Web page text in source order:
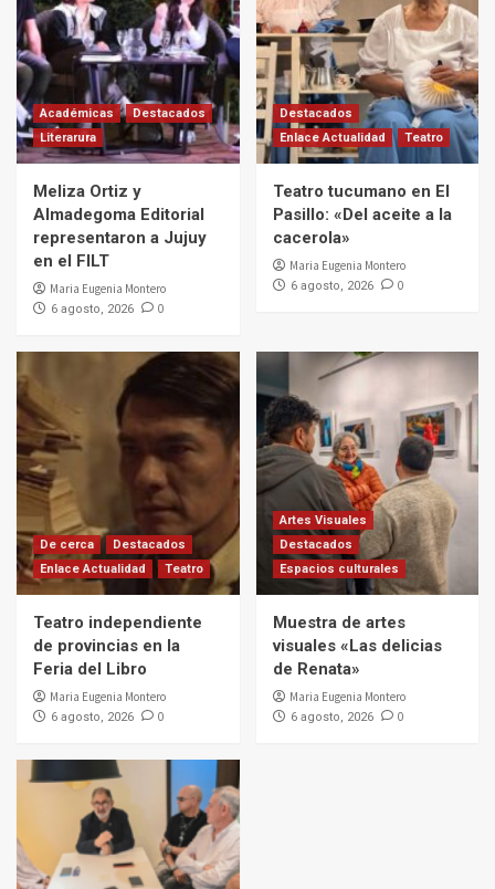
Académicas
Destacados
Literarura
Meliza Ortiz y
Almadegoma Editorial
representaron a Jujuy
en el FILT
Maria Eugenia Montero
6 agosto, 2026 0
Destacados
Enlace Actualidad
Teatro
Teatro tucumano en El
Pasillo: «Del aceite a la
cacerola»
Maria Eugenia Montero
6 agosto, 2026 0
De cerca
Destacados
Enlace Actualidad
Teatro
Teatro independiente
de provincias en la
Feria del Libro
Maria Eugenia Montero
6 agosto, 2026 0
Artes Visuales
Destacados
Espacios culturales
Muestra de artes
visuales «Las delicias
de Renata»
Maria Eugenia Montero
6 agosto, 2026 0